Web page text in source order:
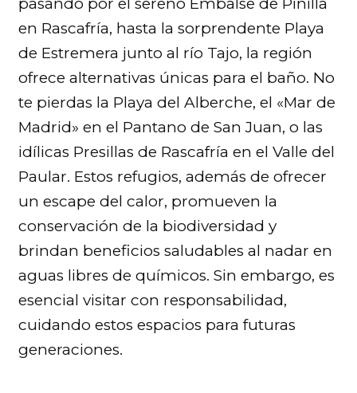
pasando por el sereno Embalse de Pinilla
en Rascafría, hasta la sorprendente Playa
de Estremera junto al río Tajo, la región
ofrece alternativas únicas para el baño. No
te pierdas la Playa del Alberche, el «Mar de
Madrid» en el Pantano de San Juan, o las
idílicas Presillas de Rascafría en el Valle del
Paular. Estos refugios, además de ofrecer
un escape del calor, promueven la
conservación de la biodiversidad y
brindan beneficios saludables al nadar en
aguas libres de químicos. Sin embargo, es
esencial visitar con responsabilidad,
cuidando estos espacios para futuras
generaciones.